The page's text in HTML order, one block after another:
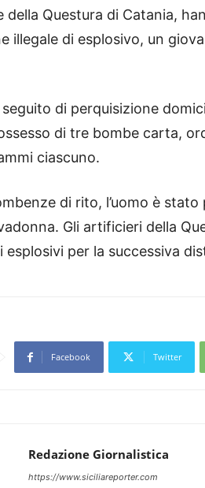
della Questura di Catania,
illegale di esplosivo, un
di perquisizione
di tre bombe carta,
ciascuno.
di rito, l’uomo è
Gli artificieri della
esplosivi per la successiva
Facebook Twitter
Redazione Giornalistica
https://www.siciliareporter.com